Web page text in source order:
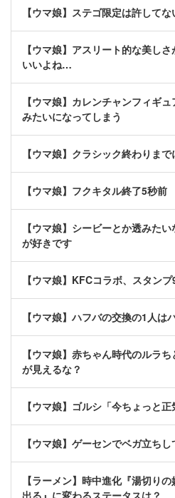
【ウマ娘】ステゴ限定は許して
【ウマ娘】アスリート的な美しさ
いいよね…
【ウマ娘】カレンチャンフィギ
みたいになってしまう
【ウマ娘】クラシック終わりま
【ウマ娘】フクキタル終了5秒前
【ウマ娘】シービーとか透みた
が好きです
【ウマ娘】KFCコラボ、スタン
【ウマ娘】ハフバの交換の1人は
【ウマ娘】赤ちゃん時代のルラ
が見えるな？
【ウマ娘】ゴルシ「今ちょっと
【ウマ娘】ゲーセンでベガ立ち
【ラーメン】時中進化『湯切り